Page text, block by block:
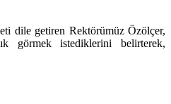
dile getiren Rektörümüz Özölçer,
görmek istediklerini belirterek,